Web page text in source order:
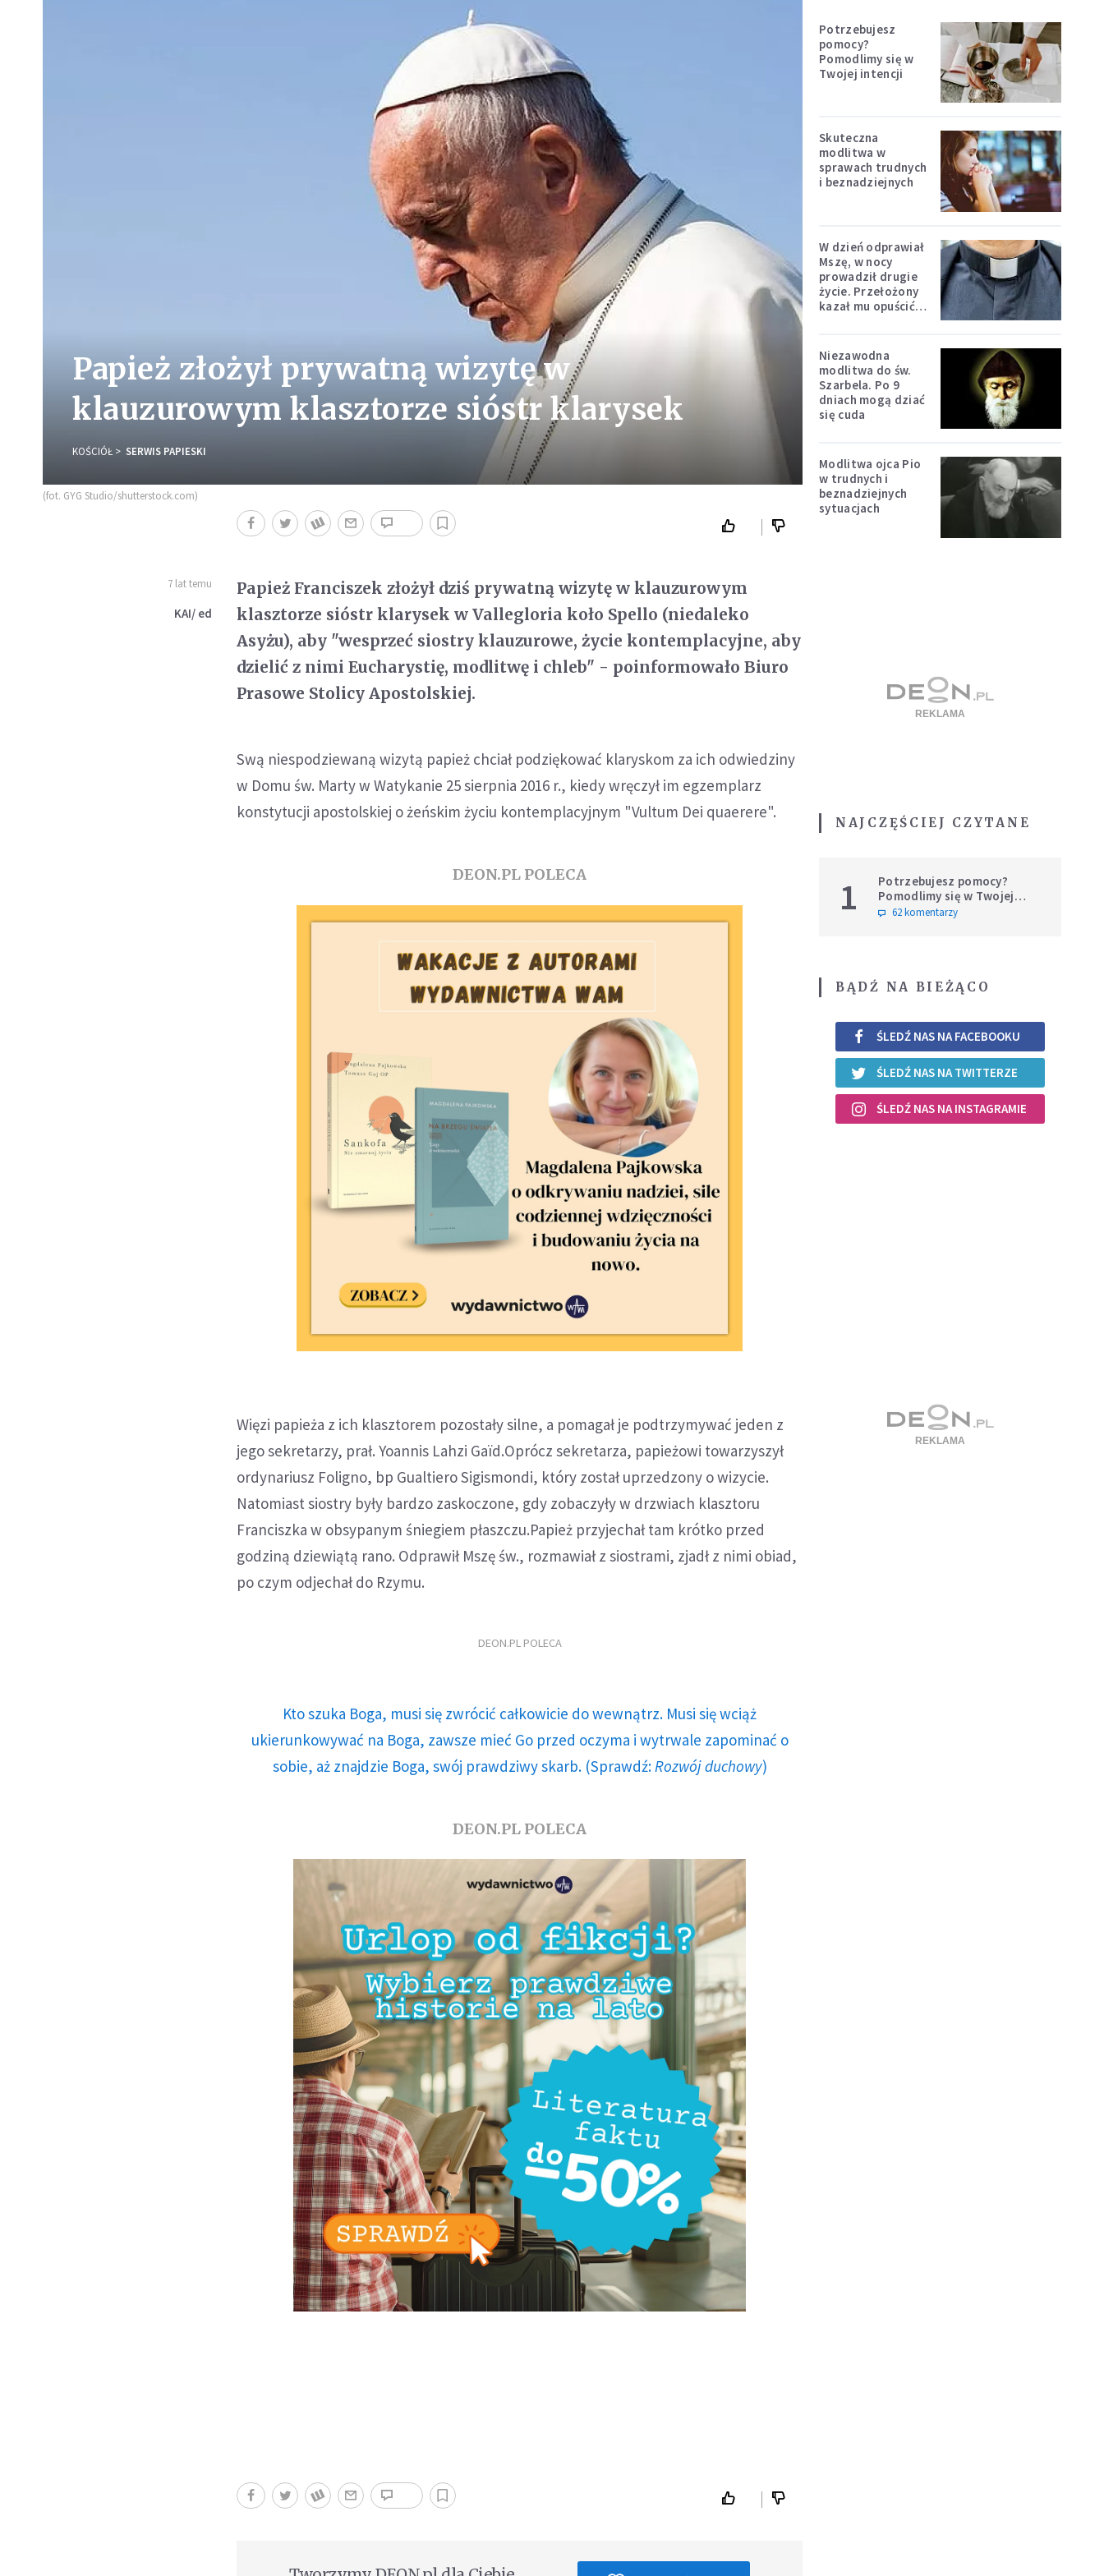
Papież złożył prywatną wizytę w
klauzurowym klasztorze sióstr klarysek
KOŚCIÓŁ SERWIS PAPIESKI
(fot. GYG Studio/shutterstock.com)
7 lat temu
KAI/ ed
Papież Franciszek złożył dziś prywatną wizytę w klauzurowym
klasztorze sióstr klarysek w Vallegloria koło Spello (niedaleko
Asyżu), aby "wesprzeć siostry klauzurowe, życie kontemplacyjne, aby
dzielić z nimi Eucharystię, modlitwę i chleb" - poinformowało Biuro
Prasowe Stolicy Apostolskiej.
Swą niespodziewaną wizytą papież chciał podziękować klaryskom za ich odwiedziny
w Domu św. Marty w Watykanie 25 sierpnia 2016 r., kiedy wręczył im egzemplarz
konstytucji apostolskiej o żeńskim życiu kontemplacyjnym "Vultum Dei quaerere".
DEON.PL POLECA
Więzi papieża z ich klasztorem pozostały silne, a pomagał je podtrzymywać jeden z
jego sekretarzy, prał. Yoannis Lahzi Gaïd.Oprócz sekretarza, papieżowi towarzyszył
ordynariusz Foligno, bp Gualtiero Sigismondi, który został uprzedzony o wizycie.
Natomiast siostry były bardzo zaskoczone, gdy zobaczyły w drzwiach klasztoru
Franciszka w obsypanym śniegiem płaszczu.Papież przyjechał tam krótko przed
godziną dziewiątą rano. Odprawił Mszę św., rozmawiał z siostrami, zjadł z nimi obiad,
po czym odjechał do Rzymu.
DEON.PL POLECA
Kto szuka Boga, musi się zwrócić całkowicie do wewnątrz. Musi się wciąż
ukierunkowywać na Boga, zawsze mieć Go przed oczyma i wytrwale zapominać o
sobie, aż znajdzie Boga, swój prawdziwy skarb. (Sprawdź: Rozwój duchowy)
DEON.PL POLECA
Potrzebujesz
pomocy?
Pomodlimy się w
Twojej intencji
Skuteczna
modlitwa w
sprawach trudnych
i beznadziejnych
W dzień odprawiał
Mszę, w nocy
prowadził drugie
życie. Przełożony
kazał mu opuścić
Niezawodna
modlitwa do św.
Szarbela. Po 9
dniach mogą dziać
się cuda
Modlitwa ojca Pio
w trudnych i
beznadziejnych
sytuacjach
NAJCZĘŚCIEJ CZYTANE
1
Potrzebujesz pomocy?
Pomodlimy się w Twojej
intencji
62 komentarzy
BĄDŹ NA BIEŻĄCO
ŚLEDŹ NAS NA FACEBOOKU
ŚLEDŹ NAS NA TWITTERZE
ŚLEDŹ NAS NA INSTAGRAMIE